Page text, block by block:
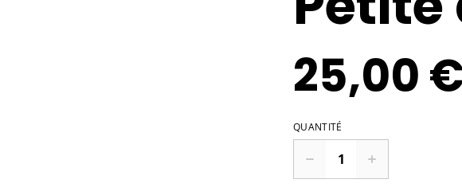
25,00
QUANTITÉ